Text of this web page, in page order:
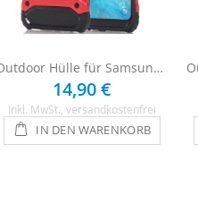
Outdoor Hülle für Samsung Galaxy S8 Plus - Rot
14,90 €
Inkl. MwSt. , versandkostenfrei
IN DEN WARENKORB